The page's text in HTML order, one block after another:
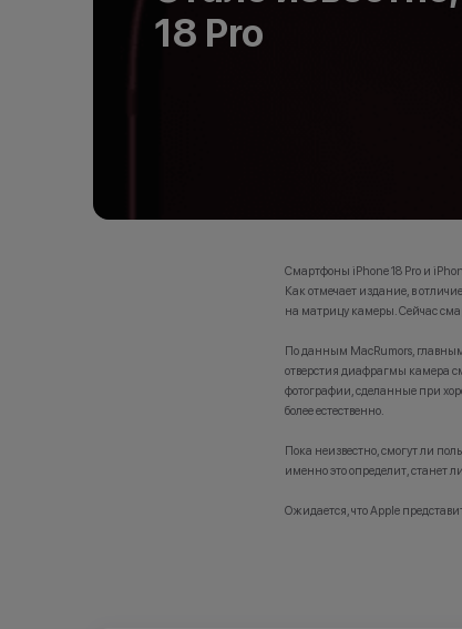
18 Pro
Смартфоны iPhone 18 Pro и
Как отмечает издание, в
на матрицу камеры. Сейчас
По данным MacRumors,
отверстия диафрагмы камера
фотографии, сделанные при
более естественно.
Пока неизвестно, смогут ли
именно это определит, станет
Ожидается, что Apple